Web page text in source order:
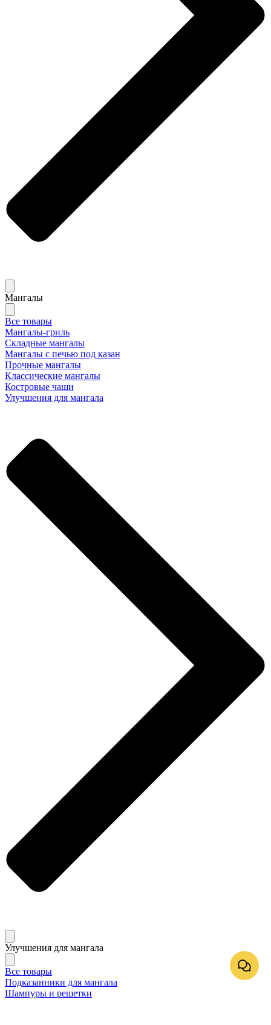
Мангалы
Все товары
Мангалы-гриль
Складные мангалы
Мангалы с печью под казан
Прочные мангалы
Классические мангалы
Костровые чаши
Улучшения для мангала
Улучшения для мангала
Все товары
Подказанники для мангала
Шампуры и решетки